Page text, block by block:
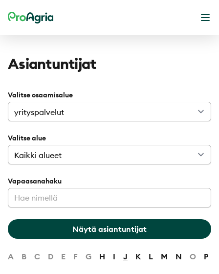
ProAgria
Asiantuntijat
Valitse osaamisalue
Valitse alue
Vapaasanahaku
Näytä asiantuntijat
A B C D E F G H I J K L M N O P